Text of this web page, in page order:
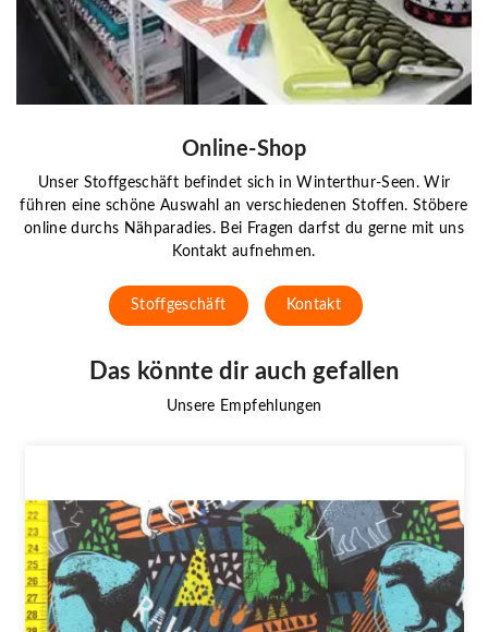
Online-Shop
Unser Stoffgeschäft befindet sich in Winterthur-Seen. Wir
führen eine schöne Auswahl an verschiedenen Stoffen. Stöbere
online durchs Nähparadies. Bei Fragen darfst du gerne mit uns
Kontakt aufnehmen.
Stoffgeschäft Kontakt
Das könnte dir auch gefallen
Unsere Empfehlungen